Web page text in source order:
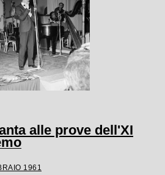
alle prove dell'XI
1961